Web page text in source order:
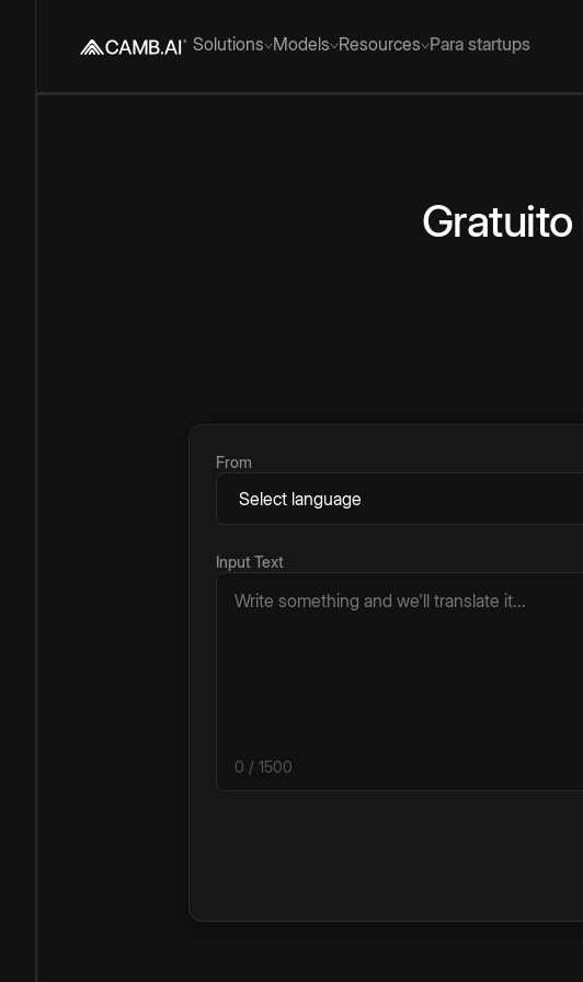
Solutions Models Resources Para startups
Gratuito
From
Input Text
0 / 1500